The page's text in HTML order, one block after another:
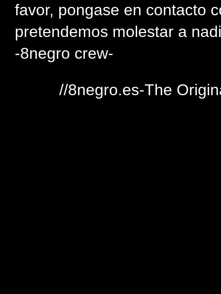
favor, pongase en contacto
pretendemos molestar a
-8negro crew-
//8negro.es-The